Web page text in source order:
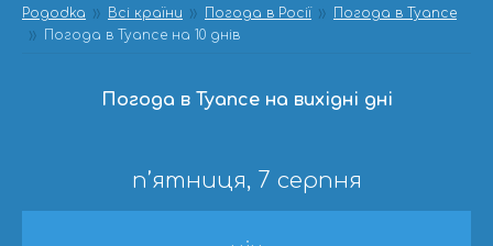
Pogodka Всі країни Погода в Росії
Погода в Туапсе
Погода в Туапсе на 10 днів
Погода в Туапсе на вихідні дні
п’ятниця, 7 серпня